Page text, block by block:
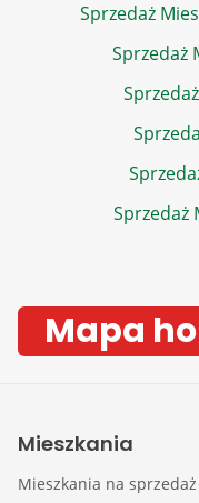
Sprzedaż
Sprzedaż
Sprzedaż
Mapa
Mieszkania
Mieszkania na sprzedaż